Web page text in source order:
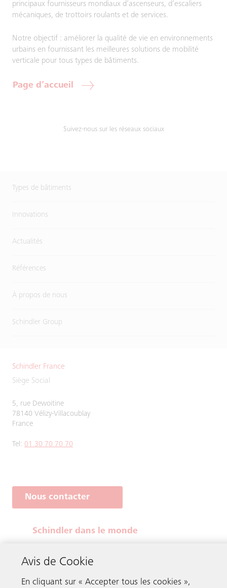
principaux fournisseurs mondiaux d’ascenseurs, d’escaliers
mécaniques, de trottoirs roulants et de services.
Notre objectif : améliorer la qualité de vie en environnements
urbains en fournissant les meilleures solutions de mobilité
verticale pour tous types de bâtiments.
Page d’accueil
Suivez-nous sur les réseaux sociaux
Types de bâtiments
Innovations
Actualités
Références
À propos de nous
Schindler Group
Schindler France
Siège Social
5, rue Dewoitine
78140 Vélizy-Villacoublay
France
Tel: 01 30 70 70 70
Nous contacter
Schindler dans le monde
Mentions légales Conditions Générales en Ligne
Avis de Cookie
En cliquant sur « Accepter tous les cookies »,